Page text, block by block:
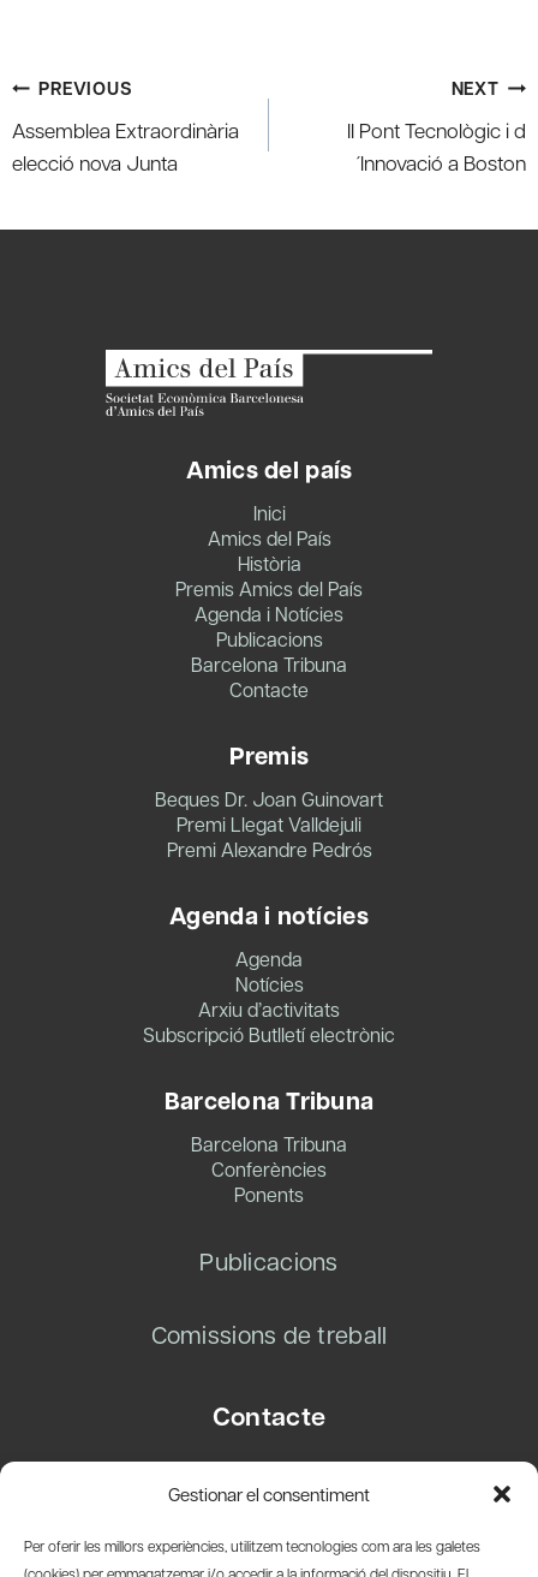
Gestionar el consentiment
Per oferir les millors experiències, utilitzem tecnologies com ara les galetes
Post
navigation
PREVIOUS
Assemblea Extraordinària
elecció nova Junta
NEXT
II Pont Tecnològic i d
´Innovació a Boston
Amics del país
Inici
Amics del País
Història
Premis Amics del País
Agenda i Notícies
Publicacions
Barcelona Tribuna
Contacte
Premis
Beques Dr. Joan Guinovart
Premi Llegat Valldejuli
Premi Alexandre Pedrós
Agenda i notícies
Agenda
Notícies
Arxiu d’activitats
Subscripció Butlletí electrònic
Barcelona Tribuna
Barcelona Tribuna
Conferències
Ponents
Publicacions
Comissions de treball
Contacte
08003 Barcelona
info@amicsdelpais.com